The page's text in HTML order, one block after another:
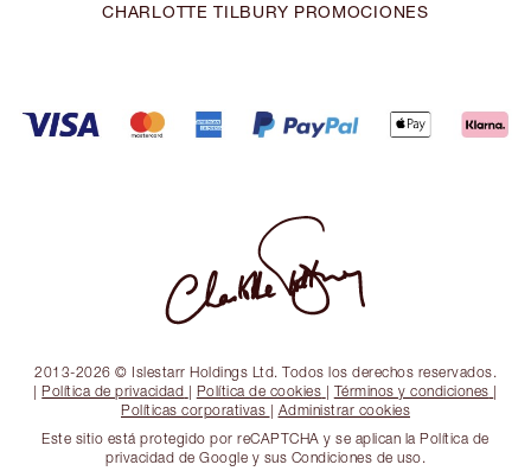
CHARLOTTE TILBURY PROMOCIONES
2013-2026 © Islestarr Holdings Ltd. Todos los derechos reservados.
| Política de privacidad | Política de cookies | Términos y condiciones |
Políticas corporativas | Administrar cookies
Este sitio está protegido por reCAPTCHA y se aplican la Política de
privacidad de Google y sus Condiciones de uso.